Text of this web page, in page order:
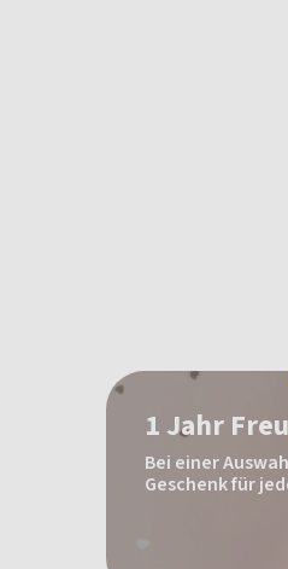
1 Jahr
Bei einer
Geschenk für